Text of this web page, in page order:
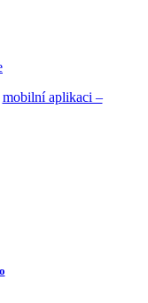
mobilní aplikaci –